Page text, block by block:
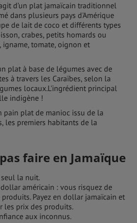
d’un plat jamaïcain traditionnel
dans plusieurs pays d'Amérique
de lait de coco et différents types
crabes, petits homards ou
igname, tomate, oignon et
plat à base de légumes avec de
à travers les Caraïbes, selon la
locaux.L'ingrédient principal
indigène !
pain plat de manioc issu de la
les premiers habitants de la
faire en Jamaïque
seul la nuit.
américain : vous risquez de
Payez en dollar jamaïcain et
les prix des produits.
aux inconnus.